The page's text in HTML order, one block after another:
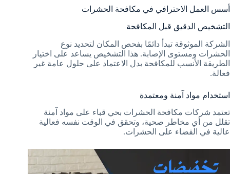
أسس العمل الاحترافي في مكافحة الحشرات
التشخيص الدقيق قبل المكافحة
الشركة الموثوقة تبدأ دائمًا بفحص المكان لتحديد نوع
الحشرات ومستوى الإصابة. هذا التشخيص يساعد على اختيار
الطريقة الأنسب للمكافحة بدل الاعتماد على حلول عامة غير
فعالة.
استخدام مواد آمنة ومعتمدة
تعتمد شركات مكافحة الحشرات بحي قباء على مواد آمنة
تقلل من أي مخاطر صحية، وتحقق في الوقت نفسه فعالية
عالية في القضاء على الحشرات.